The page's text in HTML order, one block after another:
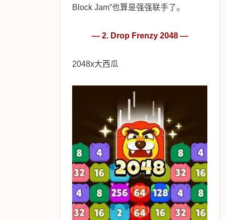
Block Jam”也算是强强联手了。
— 2. Drop Frenzy 2048 —
2048x大西瓜